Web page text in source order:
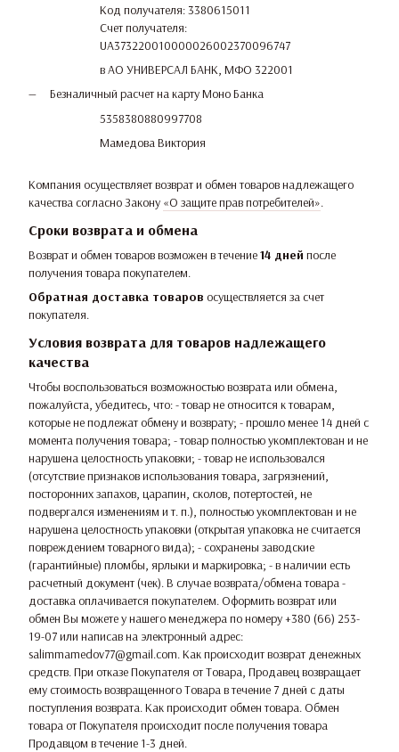
Код получателя: 3380615011
Счет получателя:
UA373220010000026002370096747
в АО УНИВЕРСАЛ БАНК, МФО 322001
Безналичный расчет на карту Моно Банка
5358380880997708
Мамедова Виктория
Компания осуществляет возврат и обмен товаров надлежащего
качества согласно Закону «О защите прав потребителей».
Сроки возврата и обмена
Возврат и обмен товаров возможен в течение14 дней после
получения товара покупателем.
Обратная доставка товаров осуществляется за счет
покупателя.
Условия возврата для товаров надлежащего
качества
Чтобы воспользоваться возможностью возврата или обмена,
пожалуйста, убедитесь, что: - товар не относится к товарам,
которые не подлежат обмену и возврату; - прошло менее 14 дней с
момента получения товара; - товар полностью укомплектован и не
нарушена целостность упаковки; - товар не использовался
(отсутствие признаков использования товара, загрязнений,
посторонних запахов, царапин, сколов, потертостей, не
подвергался изменениям и т. п.), полностью укомплектован и не
нарушена целостность упаковки (открытая упаковка не считается
повреждением товарного вида); - сохранены заводские
(гарантийные) пломбы, ярлыки и маркировка; - в наличии есть
расчетный документ (чек). В случае возврата/обмена товара -
доставка оплачивается покупателем. Оформить возврат или
обмен Вы можете у нашего менеджера по номеру +380 (66) 253-
19-07 или написав на электронный адрес:
salimmamedov77@gmail.com. Как происходит возврат денежных
средств. При отказе Покупателя от Товара, Продавец возвращает
ему стоимость возвращенного Товара в течение 7 дней с даты
поступления возврата. Как происходит обмен товара. Обмен
товара от Покупателя происходит после получения товара
Продавцом в течение 1-3 дней.